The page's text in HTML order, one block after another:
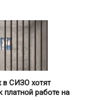
в СИЗО хотят
платной работе на